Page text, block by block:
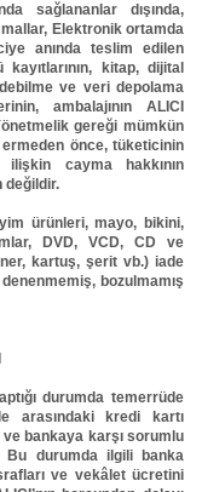
sağlananlar dışında,
Elektronik ortamda
anında teslim edilen
kitap, dijital
ve veri depolama
ambalajının ALICI
gereği mümkün
önce, tüketicinin
cayma hakkının
değildir.
ürünleri, mayo, bikini,
DVD, VCD, CD ve
kartuş, şerit vb.) iade
bozulmamış
durumda temerrüde
arasındaki kredi kartı
bankaya karşı sorumlu
Bu durumda ilgili banka
ve vekâlet ücretini